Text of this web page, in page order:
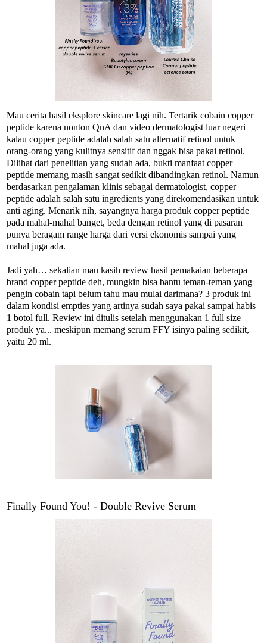
Mau cerita hasil eksplore skincare lagi nih. Tertarik cobain copper
peptide karena nonton QnA dan video dermatologist luar negeri
kalau copper peptide adalah salah satu alternatif retinol untuk
orang-orang yang kulitnya sensitif dan nggak bisa pakai retinol.
Dilihat dari penelitian yang sudah ada, bukti manfaat copper
peptide memang masih sangat sedikit dibandingkan retinol. Namun
berdasarkan pengalaman klinis sebagai dermatologist, copper
peptide adalah salah satu ingredients yang direkomendasikan untuk
anti aging. Menarik nih, sayangnya harga produk copper peptide
pada mahal-mahal banget, beda dengan retinol yang di pasaran
punya beragam range harga dari versi ekonomis sampai yang
mahal juga ada.
Jadi yah… sekalian mau kasih review hasil pemakaian beberapa
brand copper peptide deh, mungkin bisa bantu teman-teman yang
pengin cobain tapi belum tahu mau mulai darimana? 3 produk ini
dalam kondisi empties yang artinya sudah saya pakai sampai habis
1 botol full. Review ini ditulis setelah menggunakan 1 full size
produk ya... meskipun memang serum FFY isinya paling sedikit,
yaitu 20 ml.
Finally Found You! - Double Revive Serum